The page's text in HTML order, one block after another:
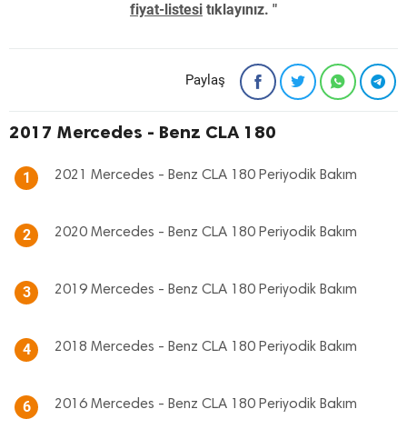
fiyat-listesi tıklayınız. "
Paylaş
2017 Mercedes - Benz CLA 180
1 2021 Mercedes - Benz CLA 180 Periyodik Bakım
2 2020 Mercedes - Benz CLA 180 Periyodik Bakım
3 2019 Mercedes - Benz CLA 180 Periyodik Bakım
4 2018 Mercedes - Benz CLA 180 Periyodik Bakım
6 2016 Mercedes - Benz CLA 180 Periyodik Bakım